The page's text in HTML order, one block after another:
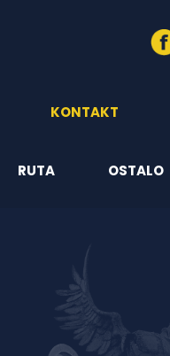
KONTAKT
RUTA OSTALO